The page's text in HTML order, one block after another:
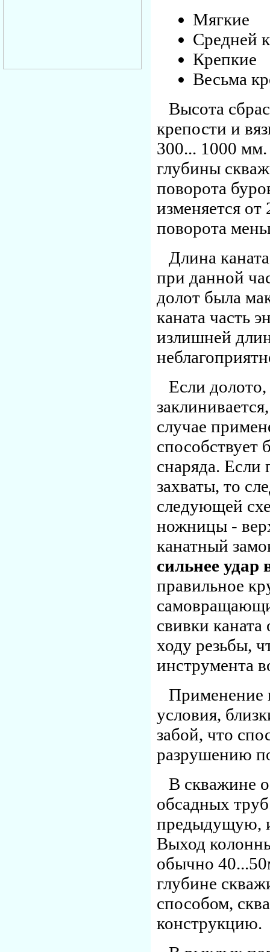
Средней
Весьма
Высота
крепости и
300... 1000 мм.
глубины
поворота
изменяется
поворота
Длина
при данной
долот была
каната часть
излишней
Если долото,
случае
снаряда. Если
захваты, то
следующей
ножницы -
канатный
сильнее
правильное
свивки
ходу резьбы,
инструмента
Применение
условия,
забой, что
разрушению
В скважине
обсадных
предыдущую,
Выход
обычно
глубине
способом,
конструкцию.